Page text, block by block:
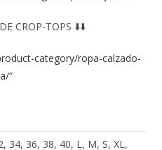
CROP-TOPS ⬇️⬇️
category/ropa-calzado-
”
34, 36, 38, 40, L, M, S, XL,